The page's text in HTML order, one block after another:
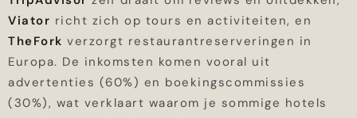
Viator richt zich op tours en activiteiten, en
TheFork verzorgt restaurantreserveringen in
Europa. De inkomsten komen vooral uit
advertenties (60%) en boekingscommissies
(30%), wat verklaart waarom je sommige hotels